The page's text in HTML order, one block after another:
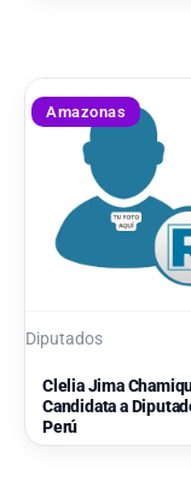
Amazonas
Diputados
Clelia Jima
Candidata a
Perú